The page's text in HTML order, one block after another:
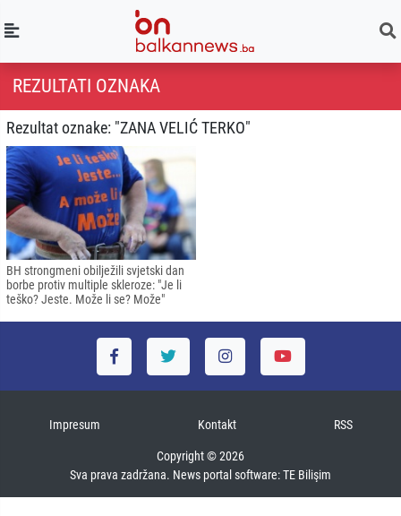
REZULTATI OZNAKA
Rezultat oznake: "ZANA VELIĆ TERKO"
BH strongmeni obilježili svjetski dan
borbe protiv multiple skleroze: "Je li
teško? Jeste. Može li se? Može"
Impresum Kontakt RSS
Copyright © 2026
Sva prava zadržana. News portal software:TE Bilişim